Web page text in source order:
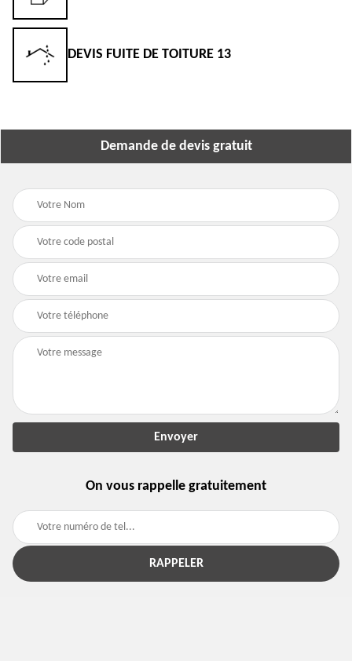
DEVIS FUITE DE TOITURE 13
Demande de devis gratuit
On vous rappelle gratuitement